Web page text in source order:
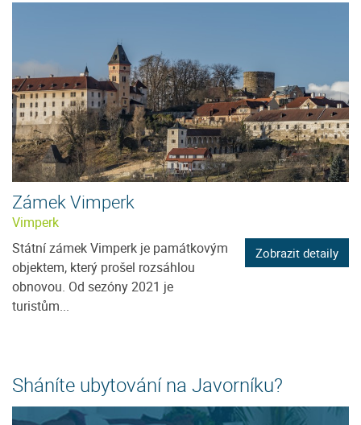
Zámek Vimperk
Vimperk
Státní zámek Vimperk je památkovým
objektem, který prošel rozsáhlou
obnovou. Od sezóny 2021 je
turistům...
Zobrazit detaily
Sháníte ubytování na Javorníku?